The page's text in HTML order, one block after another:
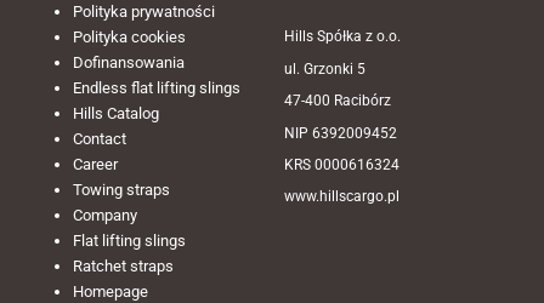
Polityka prywatności
Polityka cookies
Dofinansowania
Endless flat lifting slings
Hills Catalog
Contact
Career
Towing straps
Company
Flat lifting slings
Ratchet straps
Homepage
Hills Spółka z o.o.
ul. Grzonki 5
47-400 Racibórz
NIP 6392009452
KRS 0000616324
www.hillscargo.pl